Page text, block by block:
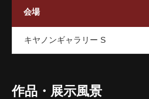
会場
キヤノンギャラリー S
作品・展示風景